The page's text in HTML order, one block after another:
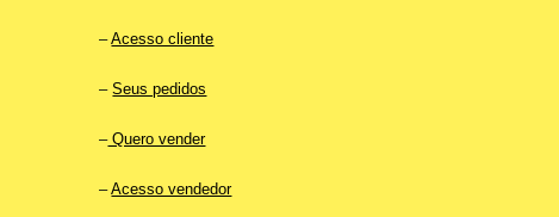
–Acesso cliente
–Seus pedidos
–Quero vender
–Acesso vendedor